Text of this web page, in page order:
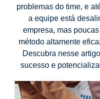
problemas do time, e
a equipe está
empresa, mas
método altamente
Descubra nesse
sucesso e